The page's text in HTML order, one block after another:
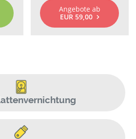
Angebote ab
EUR 59,00